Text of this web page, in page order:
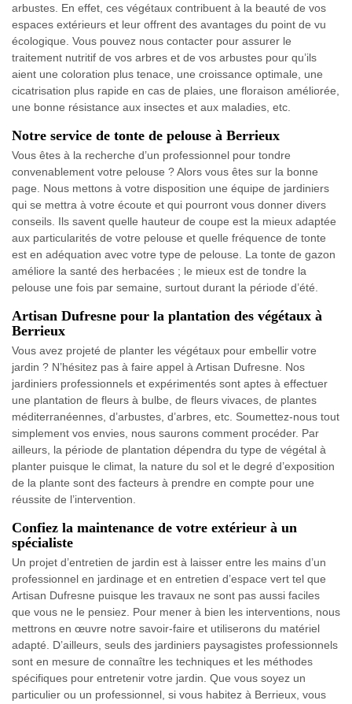
arbustes. En effet, ces végétaux contribuent à la beauté de vos
espaces extérieurs et leur offrent des avantages du point de vu
écologique. Vous pouvez nous contacter pour assurer le
traitement nutritif de vos arbres et de vos arbustes pour qu’ils
aient une coloration plus tenace, une croissance optimale, une
cicatrisation plus rapide en cas de plaies, une floraison améliorée,
une bonne résistance aux insectes et aux maladies, etc.
Notre service de tonte de pelouse à Berrieux
Vous êtes à la recherche d’un professionnel pour tondre
convenablement votre pelouse ? Alors vous êtes sur la bonne
page. Nous mettons à votre disposition une équipe de jardiniers
qui se mettra à votre écoute et qui pourront vous donner divers
conseils. Ils savent quelle hauteur de coupe est la mieux adaptée
aux particularités de votre pelouse et quelle fréquence de tonte
est en adéquation avec votre type de pelouse. La tonte de gazon
améliore la santé des herbacées ; le mieux est de tondre la
pelouse une fois par semaine, surtout durant la période d’été.
Artisan Dufresne pour la plantation des végétaux à
Berrieux
Vous avez projeté de planter les végétaux pour embellir votre
jardin ? N’hésitez pas à faire appel à Artisan Dufresne. Nos
jardiniers professionnels et expérimentés sont aptes à effectuer
une plantation de fleurs à bulbe, de fleurs vivaces, de plantes
méditerranéennes, d’arbustes, d’arbres, etc. Soumettez-nous tout
simplement vos envies, nous saurons comment procéder. Par
ailleurs, la période de plantation dépendra du type de végétal à
planter puisque le climat, la nature du sol et le degré d’exposition
de la plante sont des facteurs à prendre en compte pour une
réussite de l’intervention.
Confiez la maintenance de votre extérieur à un
spécialiste
Un projet d’entretien de jardin est à laisser entre les mains d’un
professionnel en jardinage et en entretien d’espace vert tel que
Artisan Dufresne puisque les travaux ne sont pas aussi faciles
que vous ne le pensiez. Pour mener à bien les interventions, nous
mettrons en œuvre notre savoir-faire et utiliserons du matériel
adapté. D’ailleurs, seuls des jardiniers paysagistes professionnels
sont en mesure de connaître les techniques et les méthodes
spécifiques pour entretenir votre jardin. Que vous soyez un
particulier ou un professionnel, si vous habitez à Berrieux, vous